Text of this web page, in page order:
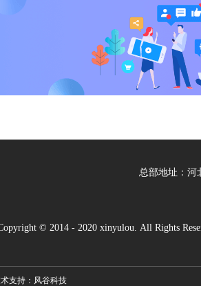
总部地址：河
© 2014 - 2020 xinyulou. All Rights
支持： 风谷科技